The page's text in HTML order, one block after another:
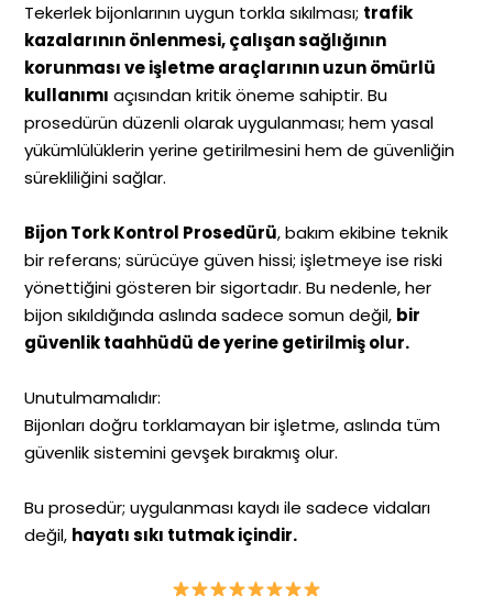
Tekerlek bijonlarının uygun torkla sıkılması; trafik
kazalarının önlenmesi, çalışan sağlığının
korunması ve işletme araçlarının uzun ömürlü
kullanımı açısından kritik öneme sahiptir. Bu
prosedürün düzenli olarak uygulanması; hem yasal
yükümlülüklerin yerine getirilmesini hem de güvenliğin
sürekliliğini sağlar.
Bijon Tork Kontrol Prosedürü, bakım ekibine teknik
bir referans; sürücüye güven hissi; işletmeye ise riski
yönettiğini gösteren bir sigortadır. Bu nedenle, her
bijon sıkıldığında aslında sadece somun değil, bir
güvenlik taahhüdü de yerine getirilmiş olur.
Unutulmamalıdır:
Bijonları doğru torklamayan bir işletme, aslında tüm
güvenlik sistemini gevşek bırakmış olur.
Bu prosedür; uygulanması kaydı ile sadece vidaları
değil, hayatı sıkı tutmak içindir.